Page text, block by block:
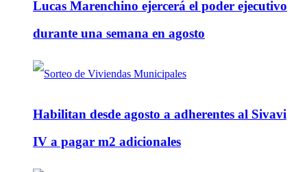
Lucas Marenchino ejercerá el poder ejecutivo
durante una semana en agosto
Habilitan desde agosto a adherentes al Sivavi
IV a pagar m2 adicionales